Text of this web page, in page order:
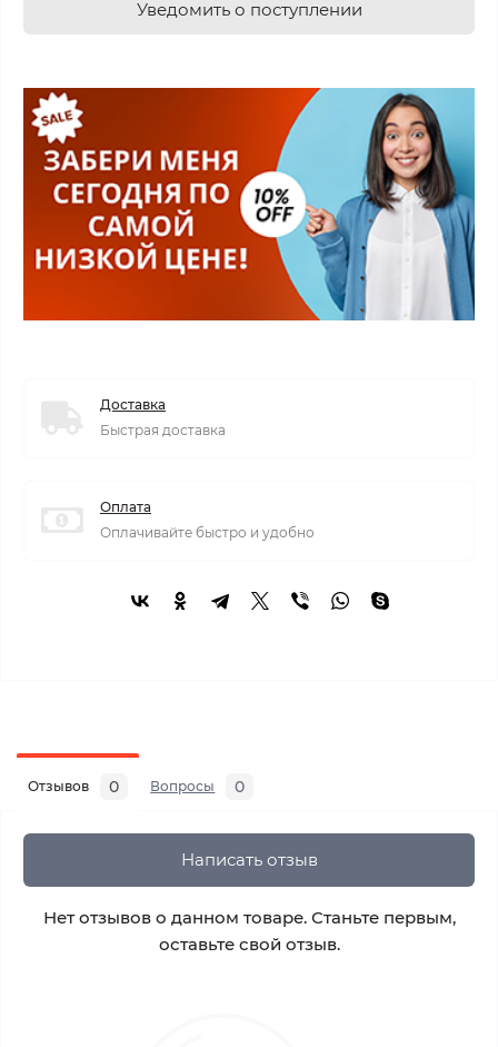
Уведомить о поступлении
Доставка
Быстрая доставка
Оплата
Оплачивайте быстро и удобно
Отзывов 0 Вопросы 0
Написать отзыв
Нет отзывов о данном товаре. Станьте первым,
оставьте свой отзыв.